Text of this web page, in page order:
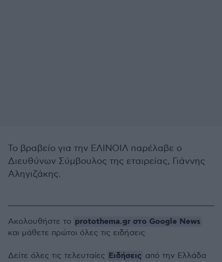
Το βραβείο για την ΕΛΙΝΟΙΛ παρέλαβε ο
Διευθύνων Σύμβουλος της εταιρείας, Γιάννης
Αληγιζάκης.
Ακολουθήστε το protothema.gr στο Google News
και μάθετε πρώτοι όλες τις ειδήσεις
Δείτε όλες τις τελευταίες Ειδήσεις από την Ελλάδα